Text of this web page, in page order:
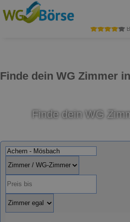
Finde dein WG Zimmer
Finde dein WG